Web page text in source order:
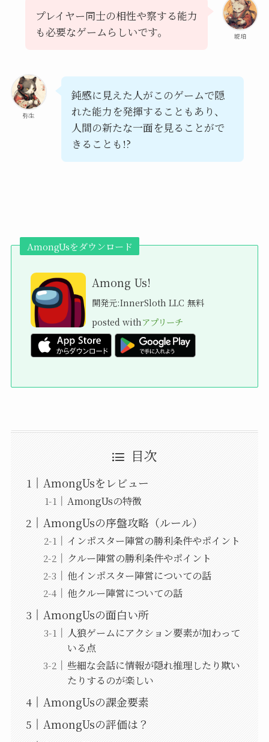
琥珀
プレイヤー同士の相性や察する能力
も必要なゲームらしいです。
弥生
鈍感に見えた人がこのゲームで隠
れた能力を発揮することもあり、
人間の新たな一面を見ることがで
きることも!?
AmongUsをダウンロード
Among Us!
開発元:InnerSloth LLC 無料
posted with アプリーチ
目次
AmongUsをレビュー
AmongUsの特徴
AmongUsの序盤攻略（ルール）
インポスター陣営の勝利条件やポイント
クルー陣営の勝利条件やポイント
他インポスター陣営についての話
他クルー陣営についての話
AmongUsの面白い所
人狼ゲームにアクション要素が加わって
いる点
些細な会話に情報が隠れ推理したり欺い
たりするのが楽しい
AmongUsの課金要素
AmongUsの評価は？